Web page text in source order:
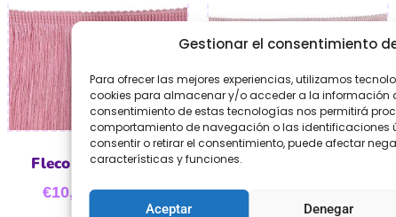
Gestionar el consentimiento
Para ofrecer las mejores experiencias, utilizamos
cookies para almacenar y/o acceder a la información
consentimiento de estas tecnologías nos permitirá
comportamiento de navegación o las identificaciones
consentir o retirar el consentimiento, puede afectar
características y funciones.
Aceptar Denegar
Fleco de seda rosa
€10,95 - €33,95 €